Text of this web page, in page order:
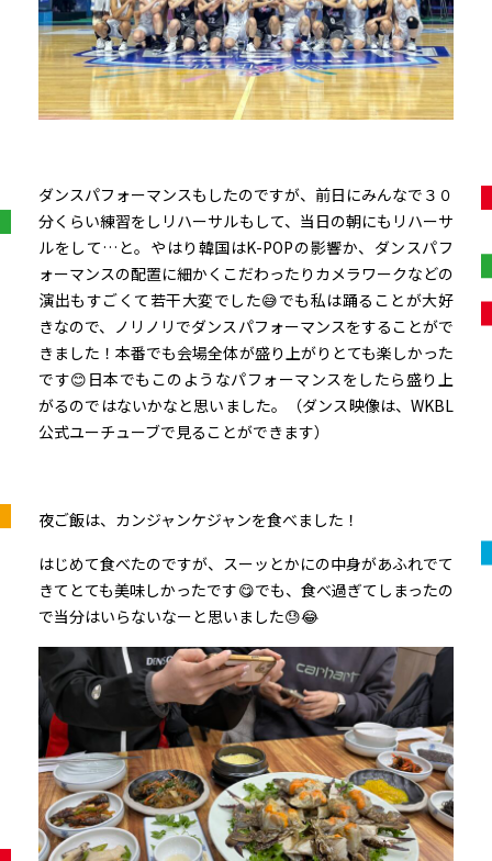
ダンスパフォーマンスもしたのですが、前日にみんなで３０
分くらい練習をしリハーサルもして、当日の朝にもリハーサ
ルをして…と。やはり韓国はK-POPの影響か、ダンスパフ
ォーマンスの配置に細かくこだわったりカメラワークなどの
演出もすごくて若干大変でした😅でも私は踊ることが大好
きなので、ノリノリでダンスパフォーマンスをすることがで
きました！本番でも会場全体が盛り上がりとても楽しかった
です😊日本でもこのようなパフォーマンスをしたら盛り上
がるのではないかなと思いました。（ダンス映像は、WKBL
公式ユーチューブで見ることができます）
夜ご飯は、カンジャンケジャンを食べました！
はじめて食べたのですが、スーッとかにの中身があふれでて
きてとても美味しかったです😋でも、食べ過ぎてしまったの
で当分はいらないなーと思いました😓😂